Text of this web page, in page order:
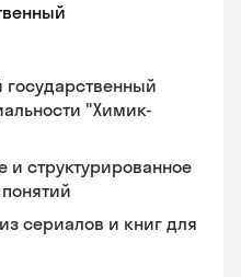
государственный
"Химик-
и структурированное
сериалов и книг для